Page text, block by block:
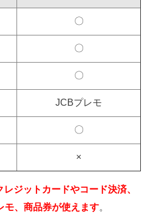
〇
〇
〇
JCBプレモ
〇
×
レジットカードやコード決済、
モ、商品券が使えます。